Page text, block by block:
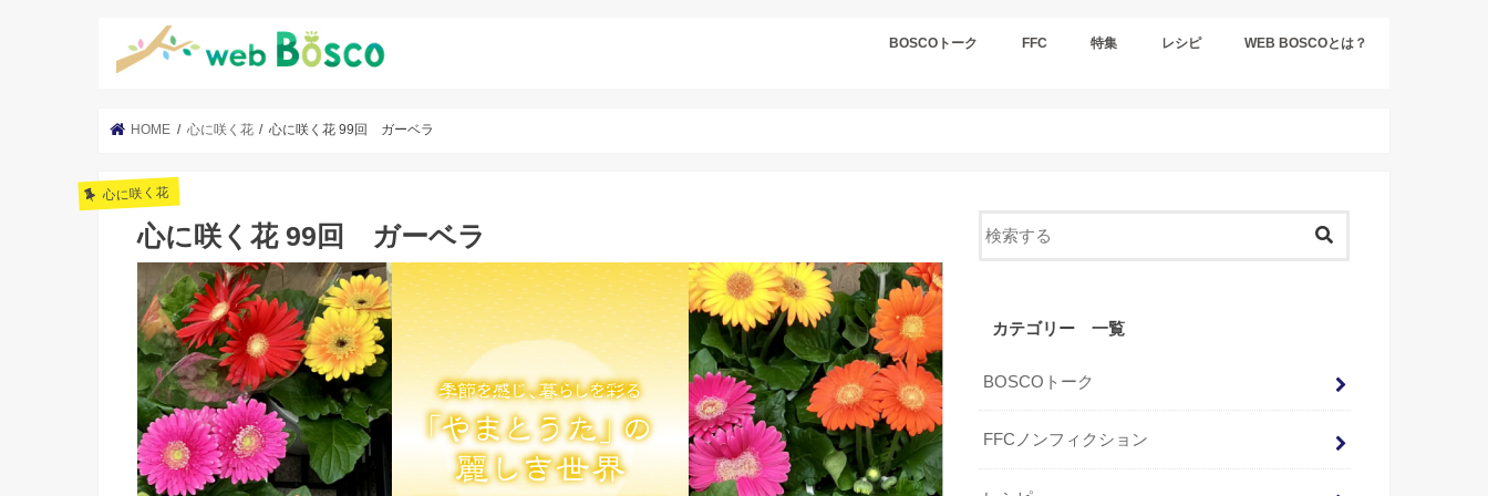
BOSCOトーク FFC 特集 レシピ WEB BOSCOとは？
HOME 心に咲く花 心に咲く花 99回 ガーベラ
心に咲く花
心に咲く花 99回 ガーベラ
カテゴリー 一覧
BOSCOトーク
FFCノンフィクション